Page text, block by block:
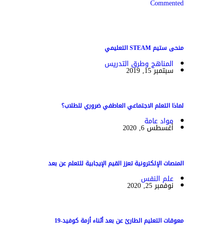
Commented
منحى ستيم STEAM التعليمي
المناهج وطرق التدريس
سبتمبر 15, 2019
لماذا التعلم الاجتماعي العاطفي ضروري للطلاب؟
مواد عامة
أغسطس 6, 2020
المنصات الإلكترونية تعزز القيم الإيجابية للتعلم عن بعد
علم النفس
نوفمبر 25, 2020
معوقات التعليم الطارئ عن بعد أثناء أزمة كوفيد-19